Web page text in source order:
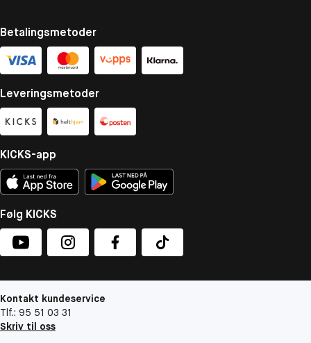
Betalingsmetoder
Leveringsmetoder
KICKS-app
Følg KICKS
Kontakt kundeservice
Tlf.: 95 51 03 31
Skriv til oss